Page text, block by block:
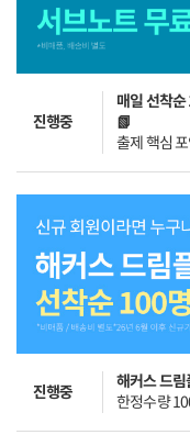
진행중
매일 선착
📗
출제 핵심
진행중
해커스 드
한정수량